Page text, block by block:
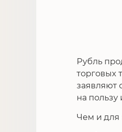
Рубль
торговых
заявляют
на пользу
Чем и для